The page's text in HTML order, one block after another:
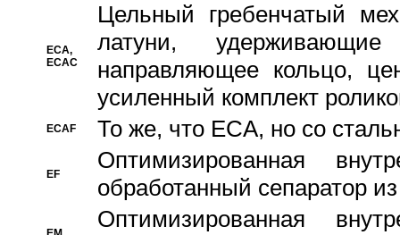
ECA,
ECAC
Цельный гребенчатый
латуни,
направляющее кольцо,
усиленный комплект
ECAF То же, что ECA, но со
EF
Оптимизированная
обработанный сепаратор
Оптимизированная